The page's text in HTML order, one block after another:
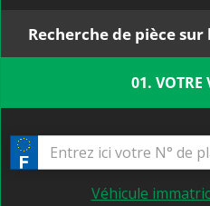
Recherche de pièce sur
01. VOTRE
Véhicule